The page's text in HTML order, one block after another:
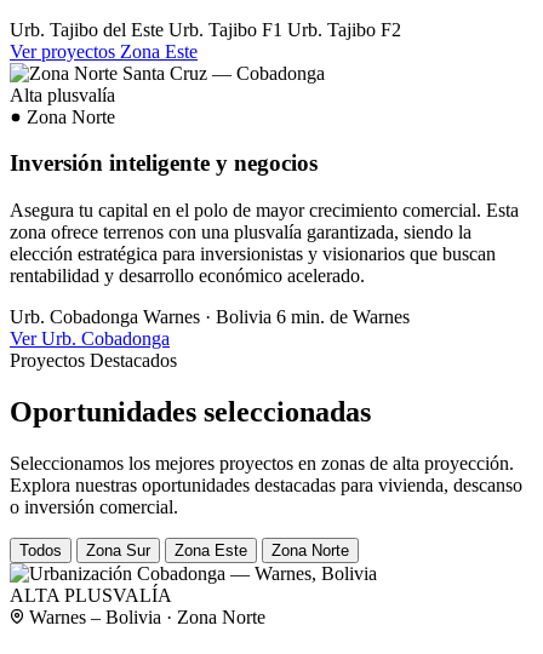
Urb. Tajibo del Este Urb. Tajibo F1 Urb. Tajibo F2
Ver proyectos Zona Este
Alta plusvalía
Zona Norte
Inversión inteligente y negocios
Asegura tu capital en el polo de mayor crecimiento comercial. Esta
zona ofrece terrenos con una plusvalía garantizada, siendo la
elección estratégica para inversionistas y visionarios que buscan
rentabilidad y desarrollo económico acelerado.
Urb. Cobadonga Warnes · Bolivia 6 min. de Warnes
Ver Urb. Cobadonga
Proyectos Destacados
Oportunidades seleccionadas
Seleccionamos los mejores proyectos en zonas de alta proyección.
Explora nuestras oportunidades destacadas para vivienda, descanso
o inversión comercial.
Todos Zona Sur Zona Este Zona Norte
ALTA PLUSVALÍA
Warnes – Bolivia · Zona Norte